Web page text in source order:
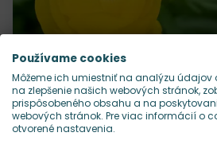
Používame cookies
Môžeme ich umiestniť na analýzu údajov
na zlepšenie našich webových stránok,
prispôsobeného obsahu a na
webových stránok. Pre viac informácií o
otvorené nastavenia.